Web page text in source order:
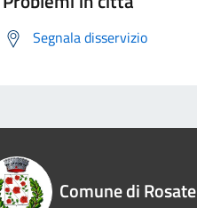
Segnala disservizio
Comune di Rosate